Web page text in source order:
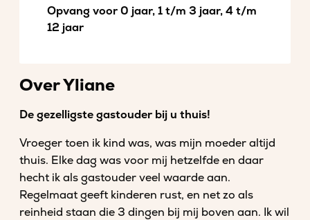
Opvang voor 0 jaar, 1 t/m 3 jaar, 4 t/m
12 jaar
Over Yliane
De gezelligste gastouder bij u thuis!
Vroeger toen ik kind was, was mijn moeder altijd
thuis. Elke dag was voor mij hetzelfde en daar
hecht ik als gastouder veel waarde aan.
Regelmaat geeft kinderen rust, en net zo als
reinheid staan die 3 dingen bij mij boven aan. Ik wil